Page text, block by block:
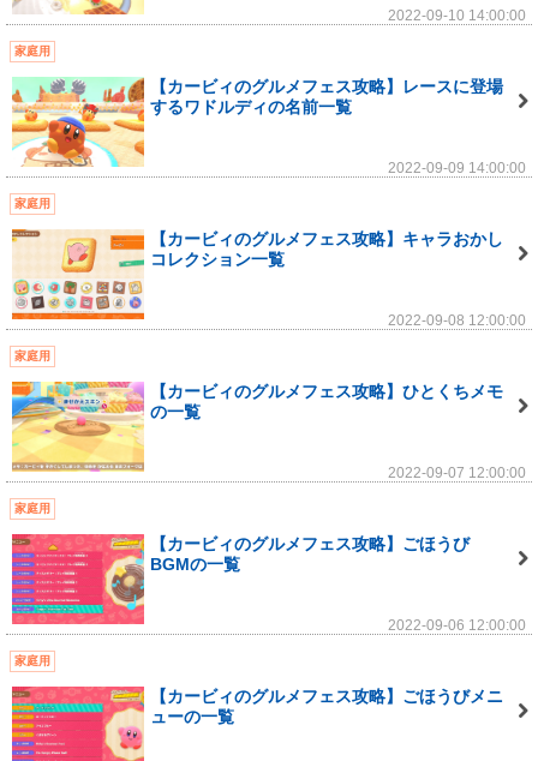
2022-09-10 14:00:00
家庭用
【カービィのグルメフェス攻略】レースに登場
するワドルディの名前一覧
2022-09-09 14:00:00
家庭用
【カービィのグルメフェス攻略】キャラおかし
コレクション一覧
2022-09-08 12:00:00
家庭用
【カービィのグルメフェス攻略】ひとくちメモ
の一覧
2022-09-07 12:00:00
家庭用
【カービィのグルメフェス攻略】ごほうび
BGMの一覧
2022-09-06 12:00:00
家庭用
【カービィのグルメフェス攻略】ごほうびメニ
ューの一覧